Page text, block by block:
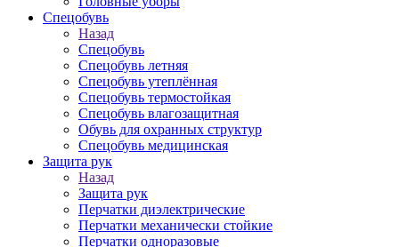
Спецобувь
Назад
Спецобувь
Спецобувь летняя
Спецобувь утеплённая
Спецобувь термостойкая
Спецобувь влагозащитная
Обувь для охранных структур
Спецобувь медицинская
Защита рук
Назад
Защита рук
Перчатки диэлектрические
Перчатки механически стойкие
Перчатки одноразовые